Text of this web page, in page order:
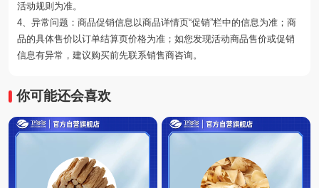
活动规则为准。
4、异常问题：商品促销信息以商品详情页“促销”栏中的信息为准；商
品的具体售价以订单结算页价格为准；如您发现活动商品售价或促销
信息有异常，建议购买前先联系销售商咨询。
你可能还会喜欢